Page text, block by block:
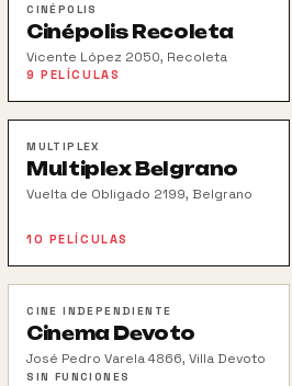
CINÉPOLIS
Cinépolis Recoleta
Vicente López 2050, Recoleta
9 PELÍCULAS
MULTIPLEX
Multiplex Belgrano
Vuelta de Obligado 2199, Belgrano
10 PELÍCULAS
CINE INDEPENDIENTE
Cinema Devoto
José Pedro Varela 4866, Villa Devoto
SIN FUNCIONES